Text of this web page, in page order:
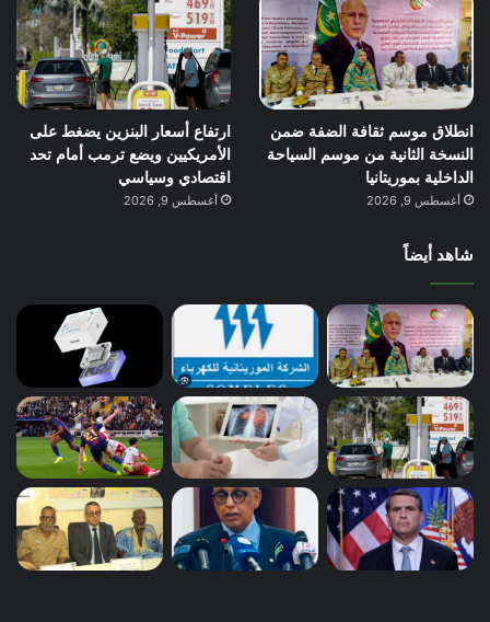
انطلاق موسم ثقافة الضفة ضمن
النسخة الثانية من موسم السياحة
الداخلية بموريتانيا
أغسطس 9, 2026
ارتفاع أسعار البنزين يضغط على
الأمريكيين ويضع ترمب أمام تحد
اقتصادي وسياسي
أغسطس 9, 2026
شاهد أيضاً